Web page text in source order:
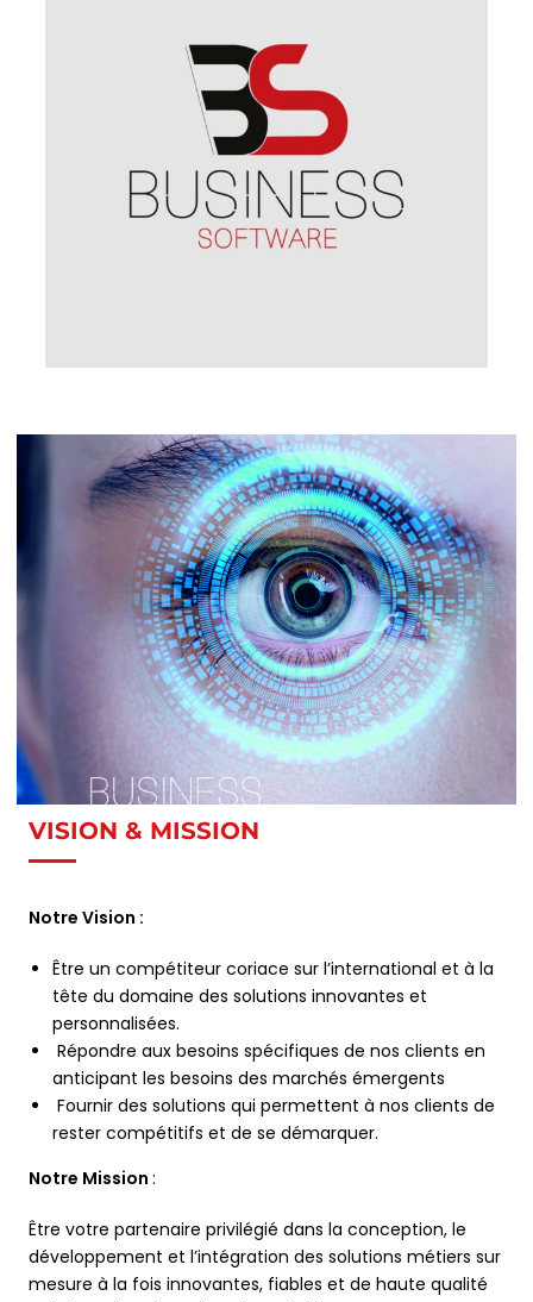
VISION & MISSION
Notre Vision :
Être un compétiteur coriace sur l’international et à la
tête du domaine des solutions innovantes et
personnalisées.
Répondre aux besoins spécifiques de nos clients en
anticipant les besoins des marchés émergents
Fournir des solutions qui permettent à nos clients de
rester compétitifs et de se démarquer.
Notre Mission :
Être votre partenaire privilégié dans la conception, le
développement et l’intégration des solutions métiers sur
mesure à la fois innovantes, fiables et de haute qualité